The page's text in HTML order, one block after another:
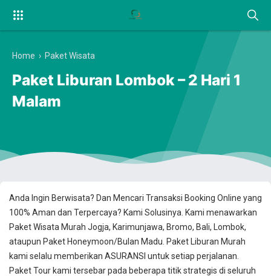
Anda Ingin Berwisata? Dan Mencari Transaksi Booking Online yang
100% Aman dan Terpercaya? Kami Solusinya. Kami menawarkan
Paket Wisata Murah Jogja, Karimunjawa, Bromo, Bali, Lombok,
ataupun Paket Honeymoon/Bulan Madu. Paket Liburan Murah
kami selalu memberikan ASURANSI untuk setiap perjalanan.
Paket Tour kami tersebar pada beberapa titik strategis di seluruh
Home › Paket Wisata
Paket Liburan Lombok – 2 Hari 1
Malam